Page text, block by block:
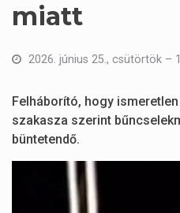
miatt
2026. június 25., csütörtök –
Felháborító, hogy
szakasza szerint
büntetendő.